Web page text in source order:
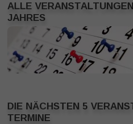
ALLE
JAHRES
DIE NÄCHSTEN 5
TERMINE